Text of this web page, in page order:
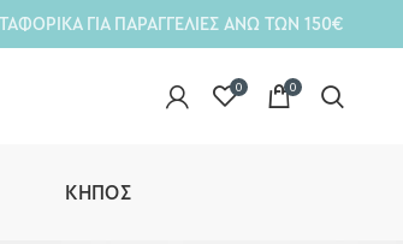
ΓΙΑ ΠΑΡΑΓΓΕΛΙΕΣ ΑΝΩ ΤΩΝ 150€
0 0
ΚΉΠΟΣ